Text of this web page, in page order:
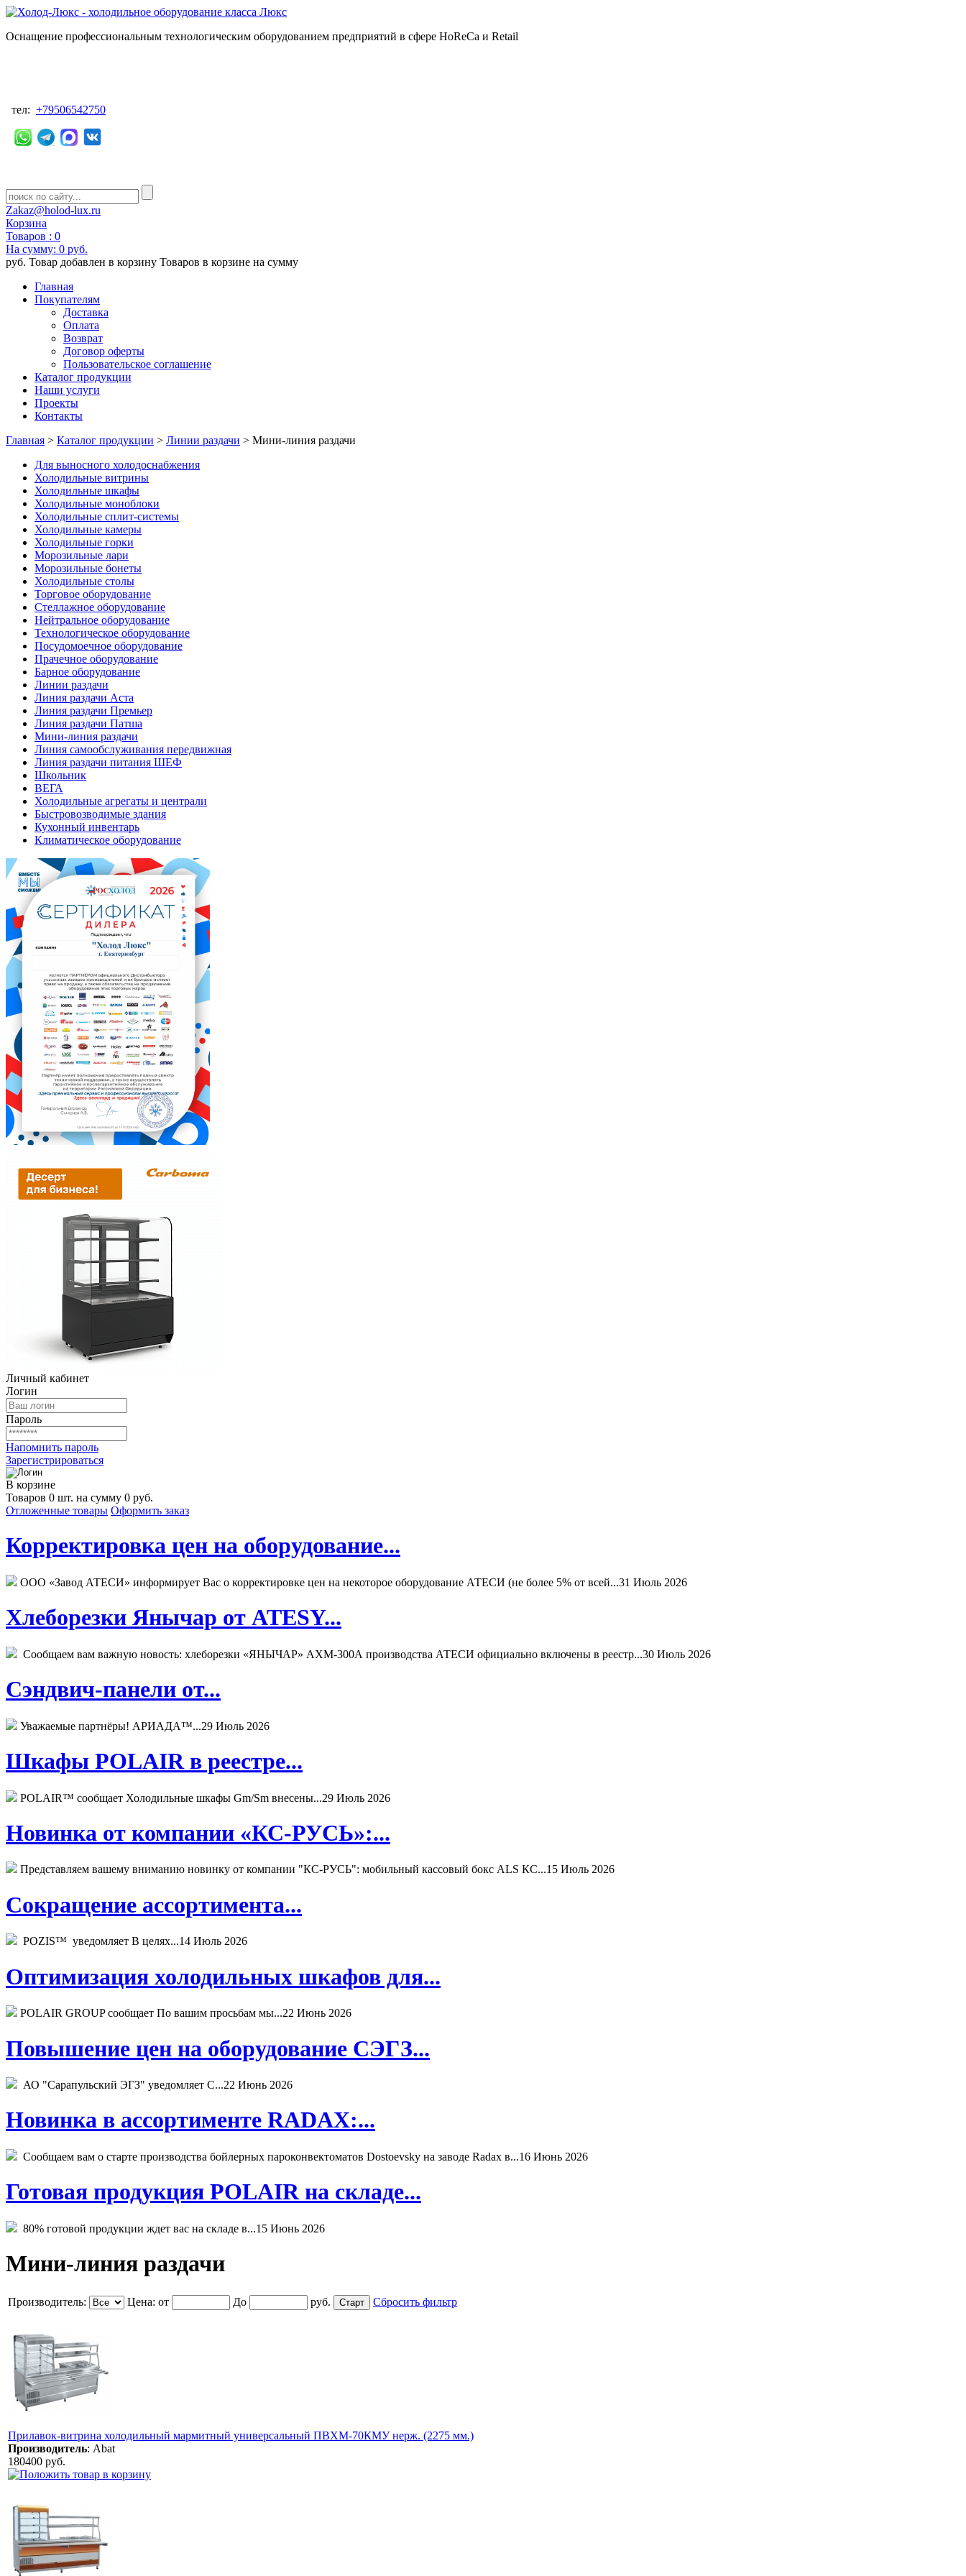
Оснащение профессиональным технологическим оборудованием предприятий в сфере HoReCa и Retail
тел: +79506542750
Zakaz@holod-lux.ru
Корзина
Товаров : 0
На сумму: 0 руб.
руб. Товар добавлен в корзину Товаров в корзине на сумму
Главная
Покупателям
Доставка
Оплата
Возврат
Договор оферты
Пользовательское соглашение
Каталог продукции
Наши услуги
Проекты
Контакты
Главная > Каталог продукции > Линии раздачи > Мини-линия раздачи
Для выносного холодоснабжения
Холодильные витрины
Холодильные шкафы
Холодильные моноблоки
Холодильные сплит-системы
Холодильные камеры
Холодильные горки
Морозильные лари
Морозильные бонеты
Холодильные столы
Торговое оборудование
Стеллажное оборудование
Нейтральное оборудование
Технологическое оборудование
Посудомоечное оборудование
Прачечное оборудование
Барное оборудование
Линии раздачи
Линия раздачи Аста
Линия раздачи Премьер
Линия раздачи Патша
Мини-линия раздачи
Линия самообслуживания передвижная
Линия раздачи питания ШЕФ
Школьник
ВЕГА
Холодильные агрегаты и централи
Быстровозводимые здания
Кухонный инвентарь
Климатическое оборудование
Личный кабинет
Логин
Пароль
Напомнить пароль
Зарегистрироваться
В корзине
Товаров 0 шт. на сумму 0 руб.
Отложенные товары Оформить заказ
Корректировка цен на оборудование...
ООО «Завод АТЕСИ» информирует Вас о корректировке цен на некоторое оборудование АТЕСИ (не более 5% от всей...31 Июль 2026
Хлеборезки Янычар от ATESY...
Сообщаем вам важную новость: хлеборезки «ЯНЫЧАР» АХМ-300А производства АТЕСИ официально включены в реестр...30 Июль 2026
Сэндвич-панели от...
Уважаемые партнёры! АРИАДА™...29 Июль 2026
Шкафы POLAIR в реестре...
POLAIR™ сообщает Холодильные шкафы Gm/Sm внесены...29 Июль 2026
Новинка от компании «КС-РУСЬ»:...
Представляем вашему вниманию новинку от компании "КС-РУСЬ": мобильный кассовый бокс ALS КС...15 Июль 2026
Сокращение ассортимента...
POZIS™ уведомляет В целях...14 Июль 2026
Оптимизация холодильных шкафов для...
POLAIR GROUP сообщает По вашим просьбам мы...22 Июнь 2026
Повышение цен на оборудование СЭГЗ...
АО "Сарапульский ЭГЗ" уведомляет С...22 Июнь 2026
Новинка в ассортименте RADAX:...
Сообщаем вам о старте производства бойлерных пароконвектоматов Dostoevsky на заводе Radax в...16 Июнь 2026
Готовая продукция POLAIR на складе...
80% готовой продукции ждет вас на складе в...15 Июнь 2026
Мини-линия раздачи
Производитель: Цена: от До руб. Сбросить фильтр
Прилавок-витрина холодильный мармитный универсальный ПВХМ-70КМУ нерж. (2275 мм.)
Производитель: Abat
180400 руб.